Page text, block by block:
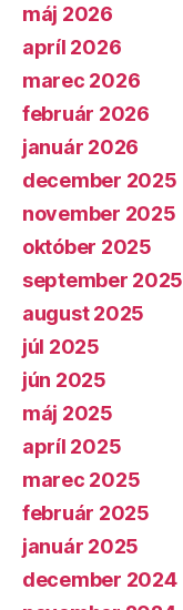
máj 2026
apríl 2026
marec 2026
február 2026
január 2026
december 2025
november 2025
október 2025
september 2025
august 2025
júl 2025
jún 2025
máj 2025
apríl 2025
marec 2025
február 2025
január 2025
december 2024